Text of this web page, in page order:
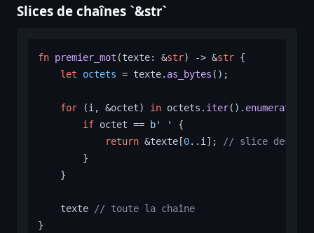
Slices de chaînes `&str`
fn premier_mot (texte: &str) -> &str {
let
octets = texte. as_bytes ();
for (i, &octet) in octets. iter(). enumerate
if octet == b' '
{
return &texte[0..i]; // slice des i
        }
    }
    texte
// toute la chaîne
}